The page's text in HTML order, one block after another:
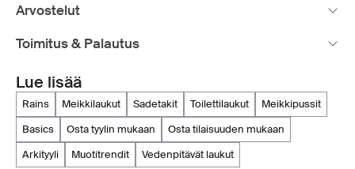
Arvostelut
Toimitus & Palautus
Lue lisää
rains meikkilaukut sadetakit toilettilaukut
meikkipussit
basics
osta tyylin mukaan
osta tilaisuuden mukaan
arkityyli
muotitrendit vedenpitävät laukut